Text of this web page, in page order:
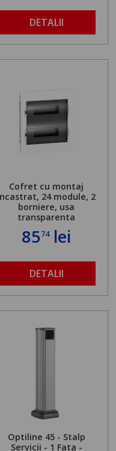
DETALII
Cofret cu montaj
24 module, 2
borniere, usa
transparenta
8574lei
DETALII
Optiline 45 - Stalp
Servicii - 1 Fata -